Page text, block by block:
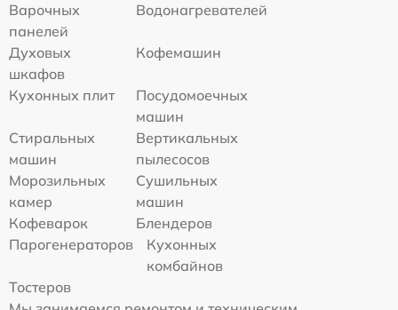
Варочных
панелей
Водонагревателей
Духовых
шкафов
Кофемашин
Кухонных плит
Посудомоечных
машин
Стиральных
машин
Вертикальных
пылесосов
Морозильных
камер
Сушильных
машин
Кофеварок
Блендеров
Парогенераторов
Кухонных
комбайнов
Тостеров